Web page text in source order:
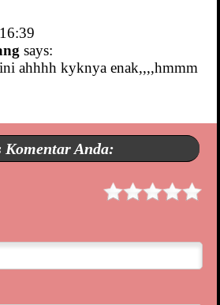
says:
ahhhh kyknya enak,,,,hmmm
Komentar Anda: